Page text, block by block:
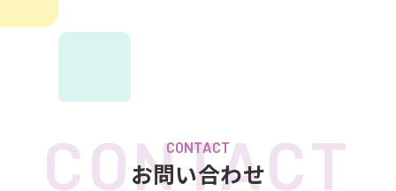
CONTACT
お問い合わせ